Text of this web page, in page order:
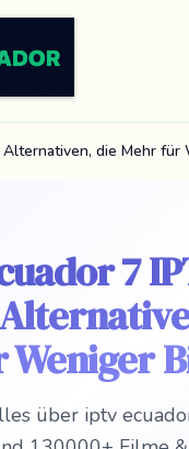
Alternativen, die Mehr für
7
über iptv